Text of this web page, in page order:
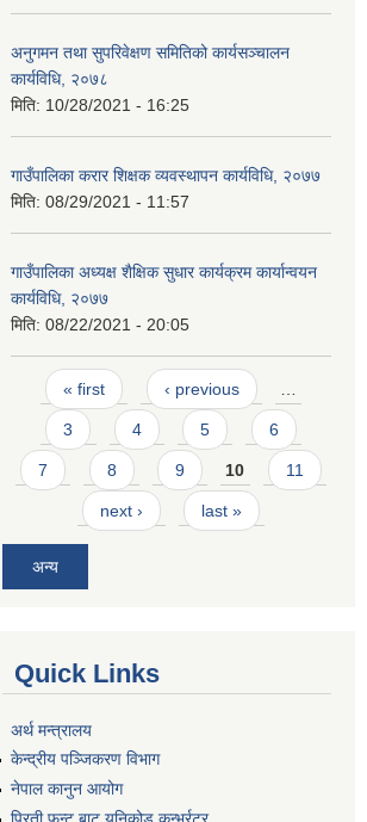
अनुगमन तथा सुपरिवेक्षण समितिको कार्यसञ्चालन
कार्यविधि, २०७८
मिति: 10/28/2021 - 16:25
गाउँपालिका करार शिक्षक व्यवस्थापन कार्यविधि, २०७७
मिति: 08/29/2021 - 11:57
गाउँपालिका अध्यक्ष शैक्षिक सुधार कार्यक्रम कार्यान्वयन
कार्यविधि, २०७७
मिति: 08/22/2021 - 20:05
Pages
« first ‹ previous …
3 4 5 6
7 8 9 10 11
next › last »
अन्य
Quick Links
अर्थ मन्त्रालय
केन्द्रीय पञ्जिकरण विभाग
नेपाल कानुन आयोग